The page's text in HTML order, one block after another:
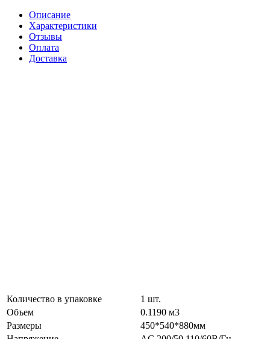
Описание
Характеристики
Отзывы
Оплата
Доставка
Количество в упаковке
1 шт.
Объем
0.1190 м3
Размеры
450*540*880мм